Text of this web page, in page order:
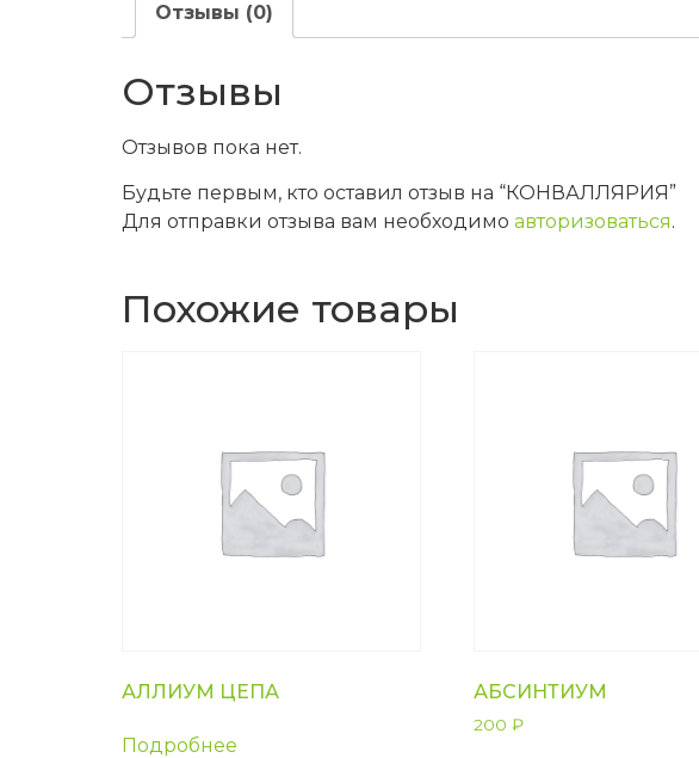
Отзывы (0)
Отзывы
Отзывов пока нет.
Будьте первым, кто оставил отзыв на “КОНВАЛЛЯРИЯ”
Для отправки отзыва вам необходимо авторизоваться.
Похожие товары
АЛЛИУМ ЦЕПА
Подробнее
АБСИНТИУМ
200 ₽